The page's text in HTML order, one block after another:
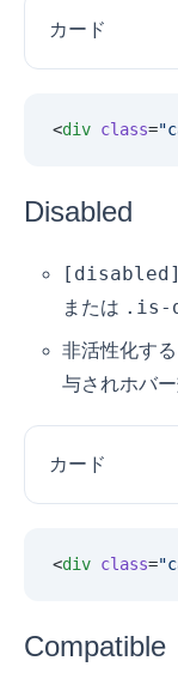
カード
<div class="
Disabled
[disabled]
または .is-
非活性化する
与されホバ
カード
<div class="
Compatible